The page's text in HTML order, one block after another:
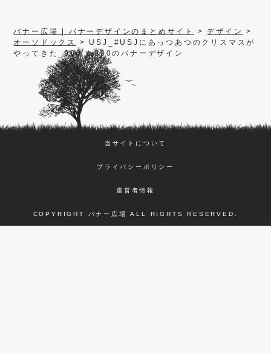
バナー広場 | バナーデザインのまとめサイト >デザイン
>
オーソドックス
> USJ_#USJにあっつあつのクリスマスが
やってきた_900 x 900のバナーデザイン
当サイトについて
プライバシーポリシー
運営者情報
COPYRIGHT バナー広場 ALL RIGHTS RESERVED.